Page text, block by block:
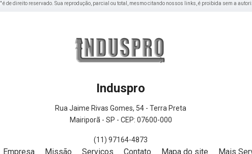
" é de direito reservado. Sua reprodução, parcial ou total, mesmo citando nossos links, é proibida sem a
Induspro
Rua Jaime Rivas Gomes, 54 - Terra Preta
Mairiporã - SP - CEP: 07600-000
(11) 97164-4873
Empresa Missão Serviços Contato Mapa do site Mais